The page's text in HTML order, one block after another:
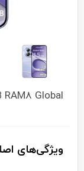
Global
ویژگی‌های